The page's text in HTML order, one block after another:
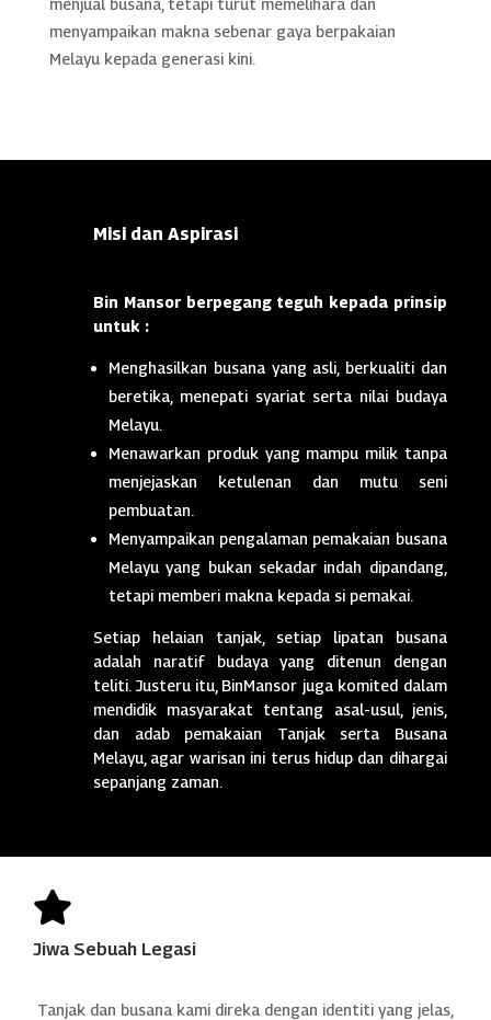
menyampaikan makna sebenar gaya berpakaian
Melayu kepada generasi kini.
Misi dan Aspirasi
Bin Mansor berpegang teguh kepada prinsip
untuk :
Menghasilkan busana yang asli, berkualiti dan
beretika, menepati syariat serta nilai budaya
Melayu.
Menawarkan produk yang mampu milik tanpa
menjejaskan ketulenan dan mutu seni
pembuatan.
Menyampaikan pengalaman pemakaian busana
Melayu yang bukan sekadar indah dipandang,
tetapi memberi makna kepada si pemakai.
Setiap helaian tanjak, setiap lipatan busana
adalah naratif budaya yang ditenun dengan
teliti. Justeru itu, BinMansor juga komited dalam
mendidik masyarakat tentang asal-usul, jenis,
dan adab pemakaian Tanjak serta Busana
Melayu, agar warisan ini terus hidup dan dihargai
sepanjang zaman.

Jiwa Sebuah Legasi
Tanjak dan busana kami direka dengan identiti yang jelas,